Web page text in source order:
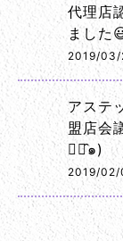
代理店
ました
2019/03/
アステ
盟店会
◡･̑๑)
2019/02/